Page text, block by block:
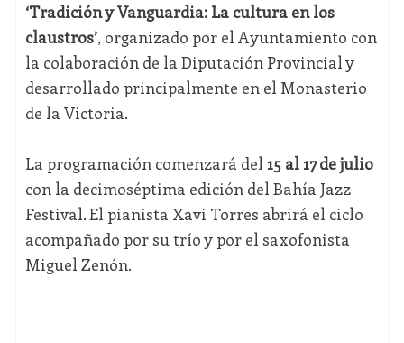
‘Tradición y Vanguardia: La cultura en los
claustros’, organizado por el Ayuntamiento con
la colaboración de la Diputación Provincial y
desarrollado principalmente en el Monasterio
de la Victoria.
La programación comenzará del 15 al 17 de julio
con la decimoséptima edición del Bahía Jazz
Festival. El pianista Xavi Torres abrirá el ciclo
acompañado por su trío y por el saxofonista
Miguel Zenón.